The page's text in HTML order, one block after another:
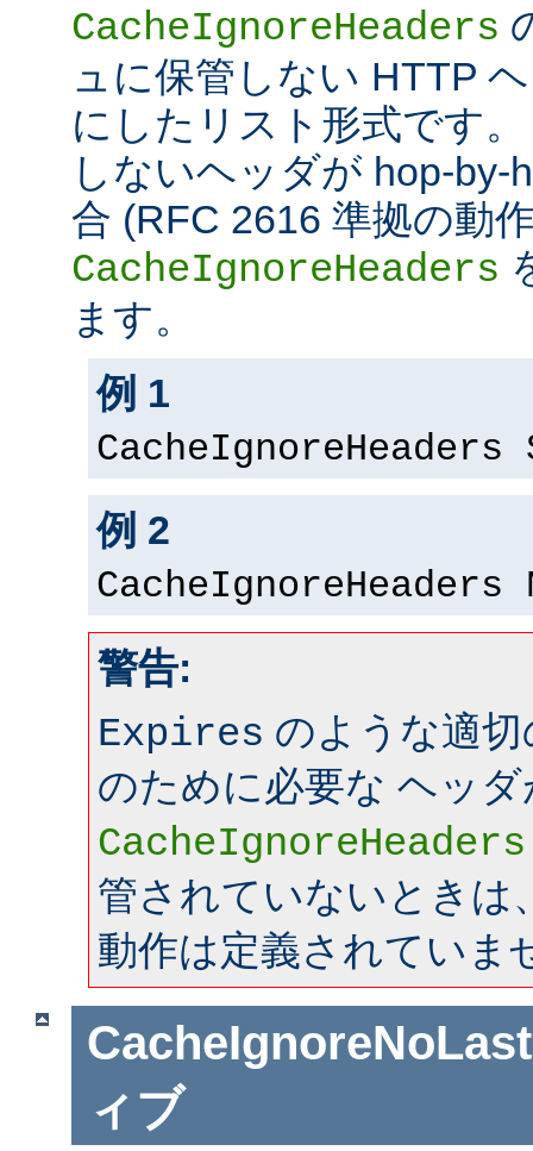
CacheIgnoreHeaders
ュに保管しない HTTP
にしたリスト形式です
しないヘッダが hop-by-
合 (RFC 2616 準拠の動
CacheIgnoreHeaders
ます。
例 1
CacheIgnoreHeaders
例 2
CacheIgnoreHeaders
警告:
Expires のような適
のために必要な ヘッダ
CacheIgnoreHeaders
管されていないときは
動作は定義されていま
ィブ